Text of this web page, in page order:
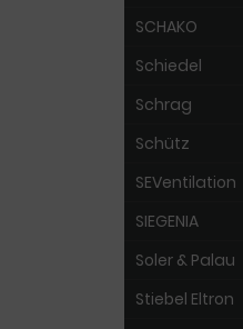
SCHAKO
Schiedel
Schrag
Schütz
SEVentilation
SIEGENIA
Soler & Palau
Stiebel Eltron